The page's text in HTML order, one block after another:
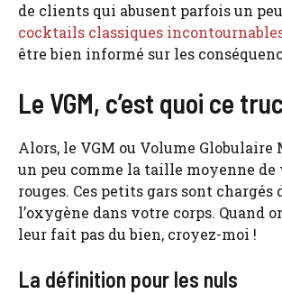
de clients qui abusent parfois un
cocktails classiques
être bien informé sur les
Le VGM, c’est quoi ce
Alors, le VGM ou Volume Globulaire
un peu comme la taille moyenne de
rouges. Ces petits gars sont chargés
l’oxygène dans votre corps. Quand
leur fait pas du bien, croyez-moi !
La définition pour les nuls